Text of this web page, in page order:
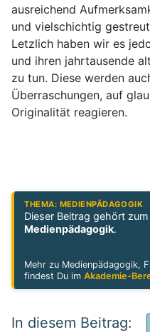
ausreichend
und vielschichtig
Letzlich haben wir es
und ihren jahrtausende
zu tun. Diese werden
Überraschungen, auf
Originalität reagieren.
THEMA: MEDIENPÄDAGOGIK
Dieser Beitrag gehört
Medienpädagogik.
Mehr zu Medienpädagogik,
findest Du imAkademie-